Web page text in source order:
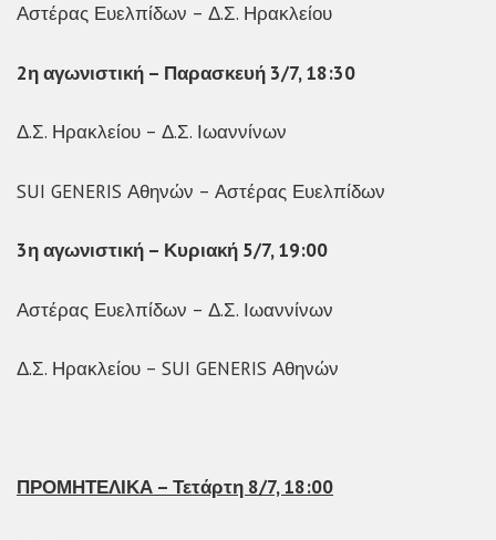
Αστέρας Ευελπίδων – Δ.Σ. Ηρακλείου
2η αγωνιστική – Παρασκευή 3/7, 18:30
Δ.Σ. Ηρακλείου – Δ.Σ. Ιωαννίνων
SUI GENERIS Αθηνών – Αστέρας Ευελπίδων
3η αγωνιστική – Κυριακή 5/7, 19:00
Αστέρας Ευελπίδων – Δ.Σ. Ιωαννίνων
Δ.Σ. Ηρακλείου – SUI GENERIS Αθηνών
ΠΡΟΜΗΤΕΛΙΚΑ – Τετάρτη 8/7, 18:00